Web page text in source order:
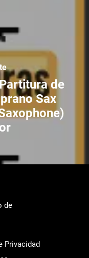
de
Sax
Privacidad